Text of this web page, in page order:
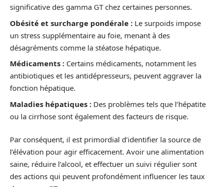
significative des gamma GT chez certaines personnes.
Obésité et surcharge pondérale : Le surpoids impose
un stress supplémentaire au foie, menant à des
désagréments comme la stéatose hépatique.
Médicaments : Certains médicaments, notamment les
antibiotiques et les antidépresseurs, peuvent aggraver la
fonction hépatique.
Maladies hépatiques : Des problèmes tels que l’hépatite
ou la cirrhose sont également des facteurs de risque.
Par conséquent, il est primordial d’identifier la source de
l’élévation pour agir efficacement. Avoir une alimentation
saine, réduire l’alcool, et effectuer un suivi régulier sont
des actions qui peuvent profondément influencer les taux